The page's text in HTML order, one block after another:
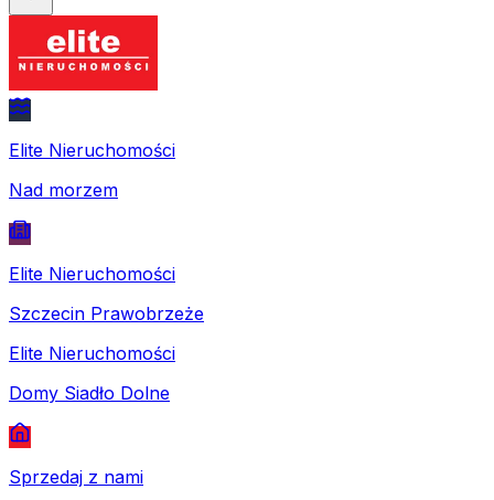
Elite Nieruchomości
Nad morzem
Elite Nieruchomości
Szczecin Prawobrzeże
Elite Nieruchomości
Domy Siadło Dolne
Sprzedaj z nami